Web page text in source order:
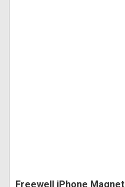
Freewell iPhone